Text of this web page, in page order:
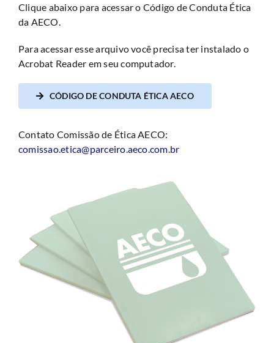
Clique abaixo para acessar o Código de Conduta Ética
da AECO.
Para acessar esse arquivo você precisa ter instalado o
Acrobat Reader em seu computador.
CÓDIGO DE CONDUTA ÉTICA AECO
Contato Comissão de Ética AECO:
comissao.etica@parceiro.aeco.com.br